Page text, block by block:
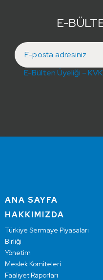
E-
E-Bülten Üyeliği –
ANA SAYFA
HAKKIMIZDA
Türkiye Sermaye Piyasaları
Birliği
Yönetim
Meslek Komiteleri
Faaliyet Raporları